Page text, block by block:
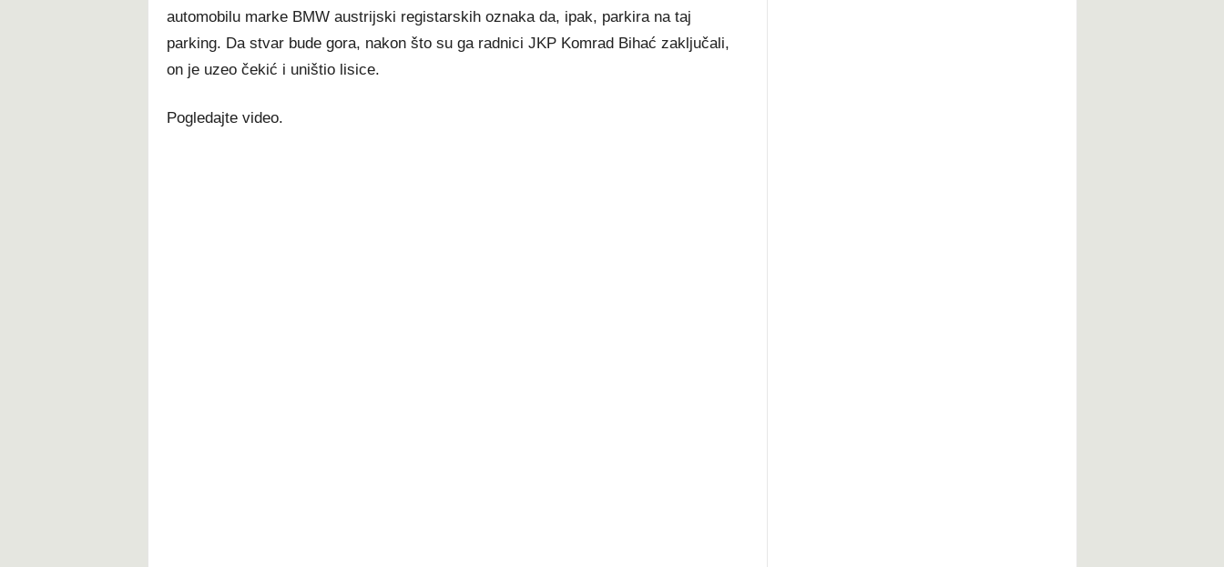
automobilu marke BMW austrijski registarskih oznaka da, ipak, parkira na taj
parking. Da stvar bude gora, nakon što su ga radnici JKP Komrad Bihać zaključali,
on je uzeo čekić i uništio lisice.
Pogledajte video.